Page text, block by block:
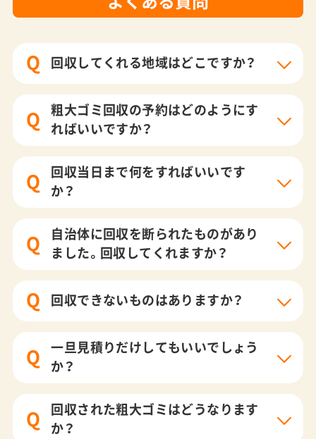
Q 回収してくれる地域はどこですか？
Q
粗大ゴミ回収の予約はどのようにす
ればいいですか？
Q
回収当日まで何をすればいいです
か？
Q
自治体に回収を断られたものがあり
ました。回収してくれますか？
Q 回収できないものはありますか？
Q
一旦見積りだけしてもいいでしょう
か？
Q
回収された粗大ゴミはどうなります
か？